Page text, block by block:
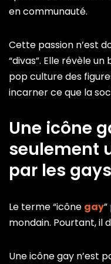
en communauté.
Cette passion n’est
“divas”. Elle révèle
pop culture des
incarner ce que la
Une icône
seulement
par les gays
Le terme “icône gay
mondain. Pourtant, il
Une icône gay n’est